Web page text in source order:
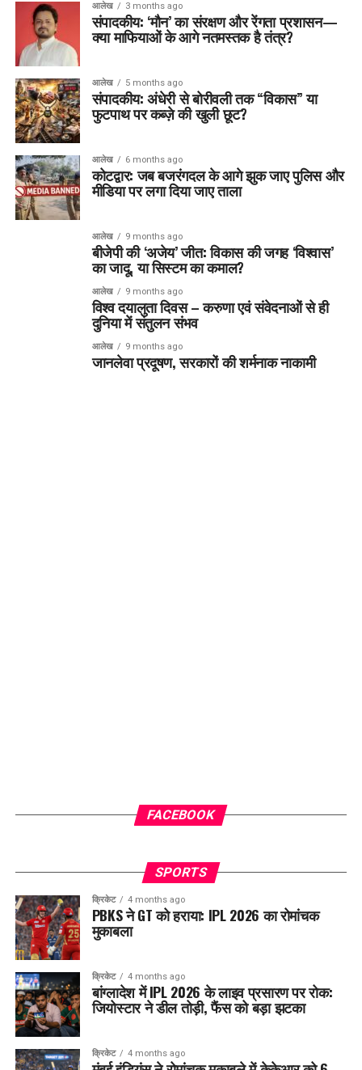
आलेख 3 months ago
संपादकीय: ‘मौन’ का संरक्षण और रेंगता प्रशासन—
क्या माफियाओं के आगे नतमस्तक है तंत्र?
आलेख 5 months ago
संपादकीय: अंधेरी से बोरीवली तक “विकास” या
फुटपाथ पर कब्ज़े की खुली छूट?
आलेख 6 months ago
कोटद्वार: जब बजरंगदल के आगे झुक जाए पुलिस और
मीडिया पर लगा दिया जाए ताला
आलेख 9 months ago
बीजेपी की ‘अजेय’ जीत: विकास की जगह ‘विश्वास’
का जादू, या सिस्टम का कमाल?
आलेख 9 months ago
विश्व दयालुता दिवस – करुणा एवं संवेदनाओं से ही
दुनिया में संतुलन संभव
आलेख 9 months ago
जानलेवा प्रदूषण, सरकारों की शर्मनाक नाकामी
FACEBOOK
SPORTS
क्रिकेट 4 months ago
PBKS ने GT को हराया: IPL 2026 का रोमांचक
मुकाबला
क्रिकेट 4 months ago
बांग्लादेश में IPL 2026 के लाइव प्रसारण पर रोक:
जियोस्टार ने डील तोड़ी, फैंस को बड़ा झटका
क्रिकेट 4 months ago